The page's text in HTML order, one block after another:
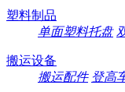
塑料制品
单面塑料托盘
搬运设备
搬运配件 登高